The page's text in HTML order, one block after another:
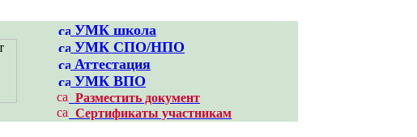
УМК школа
УМК CПО/НПО
Аттестация
УМК ВПО
Разместить документ
Сертификаты участникам